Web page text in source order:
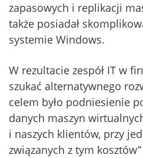
zapasowych i replikacji
także posiadał
systemie Windows.
W rezultacie zespół IT w
szukać alternatywnego
celem było podniesienie
danych maszyn
i naszych klientów, przy
związanych z tym